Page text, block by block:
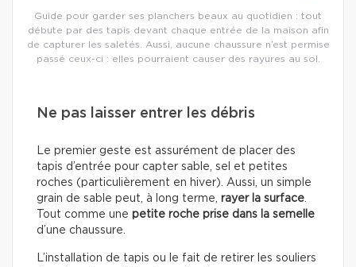
Guide pour garder ses planchers beaux au quotidien : tout
débute par des tapis devant chaque entrée de la maison afin
de capturer les saletés. Aussi, aucune chaussure n’est permise
passé ceux-ci : elles pourraient causer des rayures au sol.
Ne pas laisser entrer les débris
Le premier geste est assurément de placer des
tapis d’entrée pour capter sable, sel et petites
roches (particulièrement en hiver). Aussi, un simple
grain de sable peut, à long terme, rayer la surface
Tout comme une petite roche prise dans la semelle
d’une chaussure.
L’installation de tapis ou le fait de retirer les souliers